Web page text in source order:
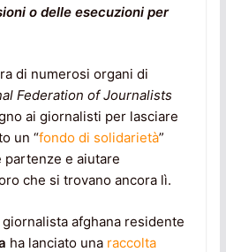
o delle esecuzioni per
di numerosi organi di
Federation of Journalists
ai giornalisti per lasciare
un “fondo di solidarietà”
e aiutare
che si trovano ancora lì.
giornalista afghana residente
ha lanciato una raccolta